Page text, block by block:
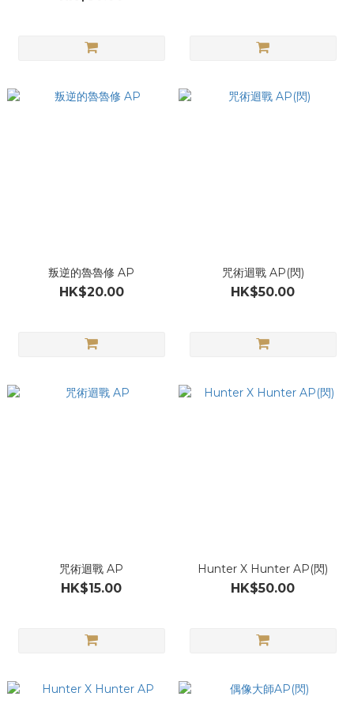
叛逆的魯魯修 AP
HK$20.00
咒術迴戰 AP(閃)
HK$50.00
咒術迴戰 AP
HK$15.00
Hunter X Hunter AP(閃)
HK$50.00